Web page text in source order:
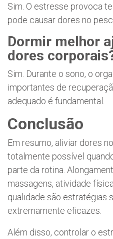
Sim. O estresse provoca
pode causar dores no
Dormir melhor
dores
Sim. Durante o sono, o
importantes de
adequado é fundamental.
Conclusão
Em resumo, aliviar dores
totalmente possível
parte da rotina.
massagens, atividade
qualidade são estratégias
extremamente eficazes.
Além disso, controlar o